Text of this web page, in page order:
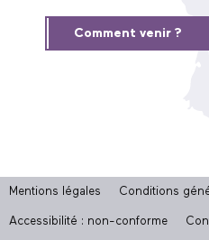
Comment venir ?
Mentions légales Conditions
Accessibilité : non-conforme